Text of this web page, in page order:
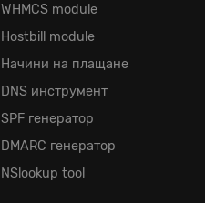
WHMCS module
Hostbill module
Начини на плащане
DNS инструмент
SPF генератор
DMARC генератор
NSlookup tool